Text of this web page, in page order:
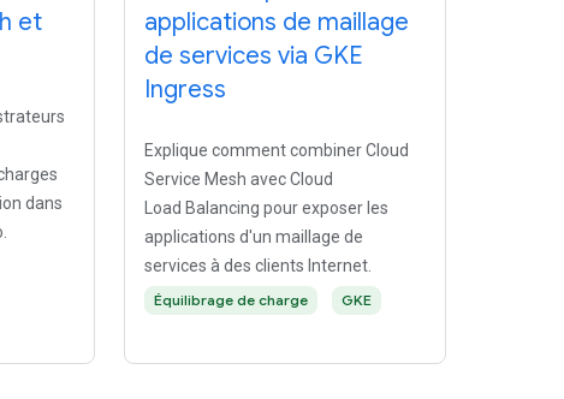
et
dans
applications de maillage
de services via GKE
Ingress
Explique comment combiner Cloud
Service Mesh avec Cloud
Load Balancing pour exposer les
applications d'un maillage de
services à des clients Internet.
Équilibrage de charge GKE